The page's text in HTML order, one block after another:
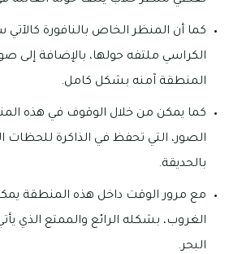
كما أن المنظر الخاص بالنافورة
الكراسي ملتفه حولها، بالإضافة إلى
المنطقة آمنه بشكل كامل.
كما يمكن من خلال الوقوف في هذه
الصور، التي تحفظ في الذاكرة للحظات
بالحديقة.
مع مرور الوقت داخل هذه المنطقة
الغروب، بشكله الرائع والممتع الذي
البحر.